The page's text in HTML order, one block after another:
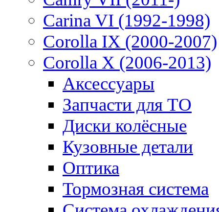
Carina VI (1992-1998)
Corolla IX (2000-2007)
Corolla X (2006-2013)
Аксессуары
Запчасти для ТО
Диски колёсные
Кузовные детали
Оптика
Тормозная система